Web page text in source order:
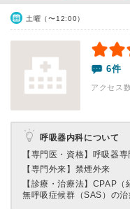
土曜（〜12:00）
6件
アクセス
呼吸器内科について
【専門医・資格】 呼吸器専
【専門外来】 禁煙外来
【診療・治療法】 CPAP（
無呼吸症候群（SAS）の